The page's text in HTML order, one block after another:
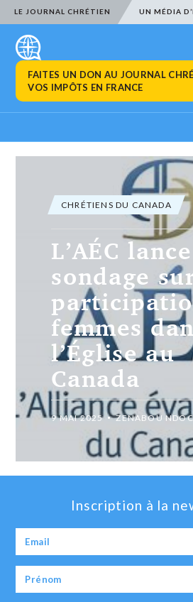
LE JOURNAL CHRÉTIEN UN MÉDIA
FAITES UN DON AU JOURNAL
VOS IMPÔTS EN FRANCE
CHRÉTIENS DU CANADA
Nadège
devient
dans une
émission
chrétienne
Canada
15 AVRIL 2025 ZENABOU
Inscription à la